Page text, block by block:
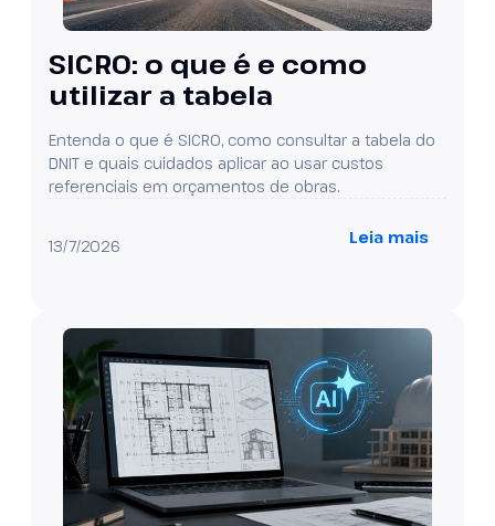
SICRO: o que é e como
utilizar a tabela
Entenda o que é SICRO, como consultar a tabela do
DNIT e quais cuidados aplicar ao usar custos
referenciais em orçamentos de obras.
13/7/2026 Leia mais